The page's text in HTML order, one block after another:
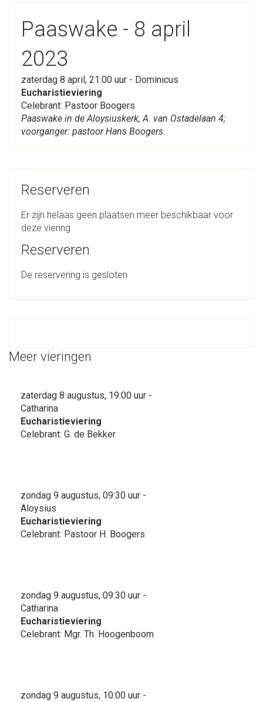
Paaswake - 8 april
2023
zaterdag 8 april, 21:00 uur - Dominicus
Eucharistieviering
Celebrant: Pastoor Boogers
Paaswake in de Aloysiuskerk, A. van Ostadelaan 4;
voorganger: pastoor Hans Boogers.
Reserveren
Er zijn helaas geen plaatsen meer beschikbaar voor
deze viering
Reserveren
De reservering is gesloten
Meer vieringen
zaterdag 8 augustus, 19:00 uur -
Catharina
Eucharistieviering
Celebrant: G. de Bekker
zondag 9 augustus, 09:30 uur -
Aloysius
Eucharistieviering
Celebrant: Pastoor H. Boogers
zondag 9 augustus, 09:30 uur -
Catharina
Eucharistieviering
Celebrant: Mgr. Th. Hoogenboom
zondag 9 augustus, 10:00 uur -